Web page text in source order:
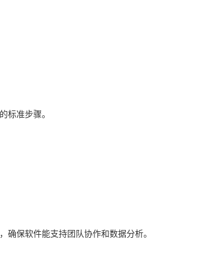
标准步骤。
确保软件能支持团队协作和数据分析。